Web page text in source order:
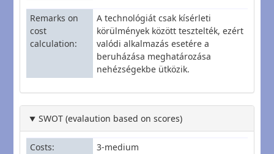
Remarks on
cost
calculation
A technológiát csak kísérleti
körülmények között tesztelték, ezért
valódi alkalmazás esetére a
beruházása meghatározása
nehézségekbe ütközik.
SWOT (evalaution based on scores)
Costs 3-medium